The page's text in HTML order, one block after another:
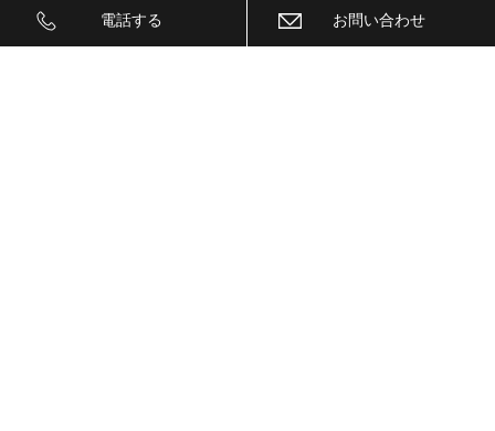
ｉｓｗｅｅｐ(IS1500)
ＪＥＥＰ
電話する お問い合わせ